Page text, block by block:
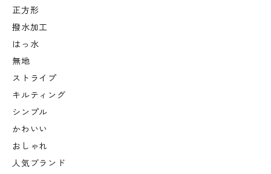
正方形
撥水加工
はっ水
無地
ストライプ
キルティング
シンプル
かわいい
おしゃれ
人気ブランド